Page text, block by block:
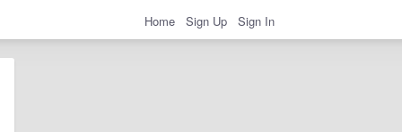
Home Sign Up Sign In